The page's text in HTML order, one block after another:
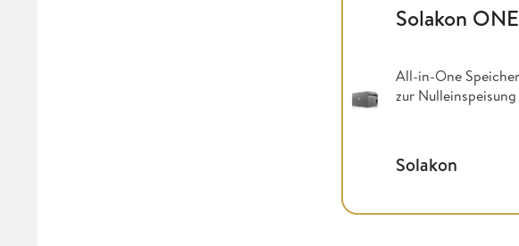
Solakon ONE
All-in-One
zur
Solakon